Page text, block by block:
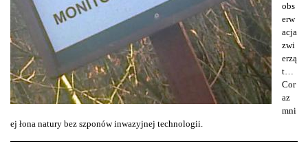
obs
erw
acja
zwi
erzą
t…
Cor
az
mni
ej łona natury bez szponów inwazyjnej technologii.